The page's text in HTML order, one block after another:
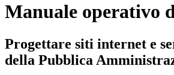
Manuale operativo
Progettare siti internet e
della Pubblica